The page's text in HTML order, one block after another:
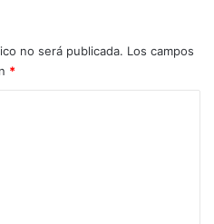
no será publicada. Los campos
*